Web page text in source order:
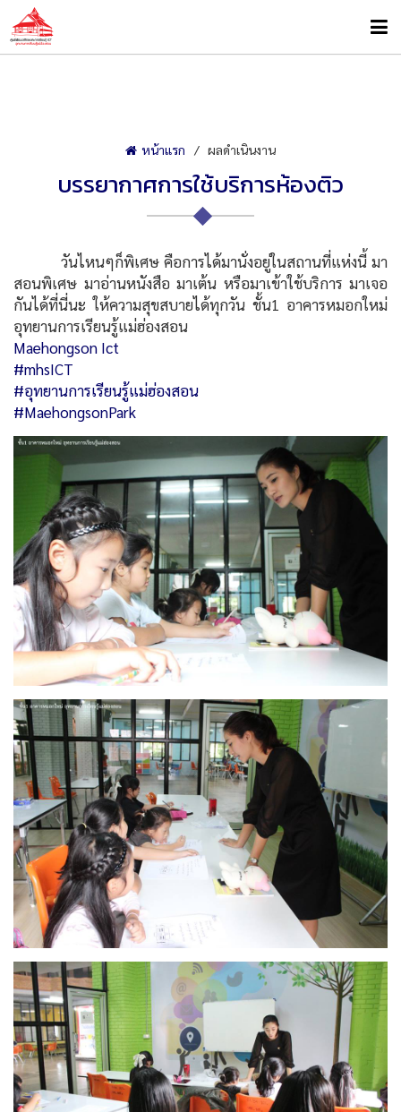
หน้าแรก ผลดำเนินงาน
บรรยากาศการใช้บริการห้องติว
วันไหนๆก็พิเศษ คือการได้มานั่งอยู่ในสถานที่แห่งนี้ มา
สอนพิเศษ มาอ่านหนังสือ มาเต้น หรือมาเข้าใช้บริการ มาเจอ
กันได้ที่นี่นะ ให้ความสุขสบายได้ทุกวัน ชั้น1 อาคารหมอกใหม่
อุทยานการเรียนรู้แม่ฮ่องสอน
Maehongson Ict
#mhsICT
#อุทยานการเรียนรู้แม่ฮ่องสอน
#MaehongsonPark